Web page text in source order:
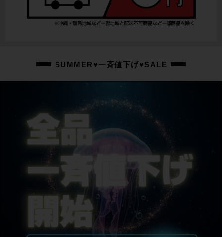
SHIMANO DURA-ACE BR-R9100
シートポスト
中古：B（使用感少な目/小キズ、ヨゴレ少々）
ブレーキ：正常に動作します。
変速：正常に動作します。
SUMMER♥一斉値下げ♥SALE